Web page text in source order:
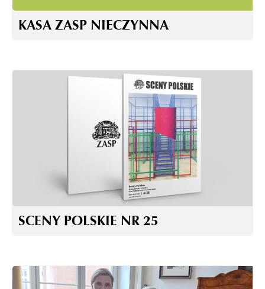
KASA ZASP NIECZYNNA
SCENY POLSKIE NR 25